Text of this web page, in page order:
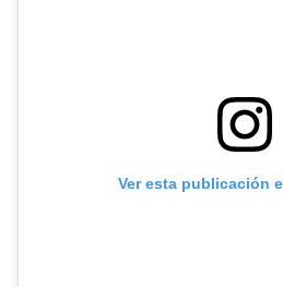
Ver esta publicación